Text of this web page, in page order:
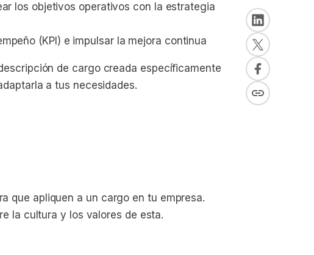
los objetivos operativos con la estrategia
(KPI) e impulsar la mejora continua
de cargo creada específicamente
a tus necesidades.
que apliquen a un cargo en tu empresa.
la cultura y los valores de esta.